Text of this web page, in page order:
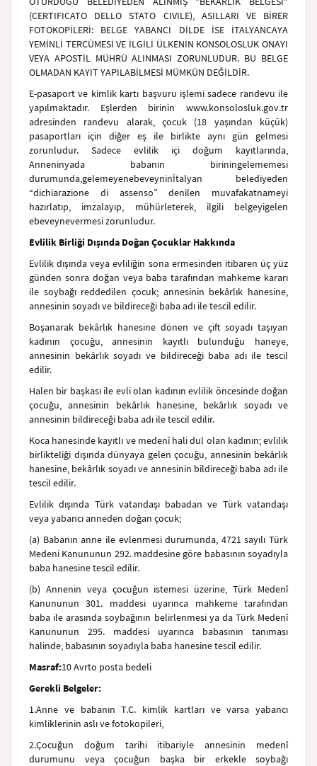
(CERTIFICATO DELLO STATO CIVILE), ASILLARI VE BİRER
FOTOKOPİLERİ: BELGE YABANCI DİLDE İSE İTALYANCAYA
YEMİNLİ TERCÜMESİ VE İLGİLİ ÜLKENİN KONSOLOSLUK ONAYI
VEYA APOSTİL MÜHRÜ ALINMASI ZORUNLUDUR. BU BELGE
OLMADAN KAYIT YAPILABİLMESİ MÜMKÜN DEĞİLDİR.
E-pasaport ve kimlik kartı başvuru işlemi sadece randevu ile
yapılmaktadır. Eşlerden birinin www.konsolosluk.gov.tr
adresinden randevu alarak, çocuk (18 yaşından küçük)
pasaportları için diğer eş ile birlikte aynı gün gelmesi
zorunludur. Sadece evlilik içi doğum kayıtlarında,
Anneninyada babanın biriningelememesi
durumunda,gelemeyenebeveyninİtalyan belediyeden
“dichiarazione di assenso” denilen muvafakatnameyi
hazırlatıp, imzalayıp, mühürleterek, ilgili belgeyigelen
ebeveynevermesi zorunludur.
Evlilik Birliği Dışında Doğan Çocuklar Hakkında
Evlilik dışında veya evliliğin sona ermesinden itibaren üç yüz
günden sonra doğan veya baba tarafından mahkeme kararı
ile soybağı reddedilen çocuk; annesinin bekârlık hanesine,
annesinin soyadı ve bildireceği baba adı ile tescil edilir.
Boşanarak bekârlık hanesine dönen ve çift soyadı taşıyan
kadının çocuğu, annesinin kayıtlı bulunduğu haneye,
annesinin bekârlık soyadı ve bildireceği baba adı ile tescil
edilir.
Halen bir başkası ile evli olan kadının evlilik öncesinde doğan
çocuğu, annesinin bekârlık hanesine, bekârlık soyadı ve
annesinin bildireceği baba adı ile tescil edilir.
Koca hanesinde kayıtlı ve medenî hali dul olan kadının; evlilik
birlikteliği dışında dünyaya gelen çocuğu, annesinin bekârlık
hanesine, bekârlık soyadı ve annesinin bildireceği baba adı ile
tescil edilir.
Evlilik dışında Türk vatandaşı babadan ve Türk vatandaşı
veya yabancı anneden doğan çocuk;
(a) Babanın anne ile evlenmesi durumunda, 4721 sayılı Türk
Medeni Kanununun 292. maddesine göre babasının soyadıyla
baba hanesine tescil edilir.
(b) Annenin veya çocuğun istemesi üzerine, Türk Medenî
Kanununun 301. maddesi uyarınca mahkeme tarafından
baba ile arasında soybağının belirlenmesi ya da Türk Medenî
Kanununun 295. maddesi uyarınca babasının tanıması
halinde, babasının soyadıyla baba hanesine tescil edilir.
Masraf:10 Avrto posta bedeli
Gerekli Belgeler:
1.Anne ve babanın T.C. kimlik kartları ve varsa yabancı
kimliklerinin aslı ve fotokopileri,
2.Çocuğun doğum tarihi itibariyle annesinin medenî
durumunu veya çocuğun başka bir erkekle soybağı